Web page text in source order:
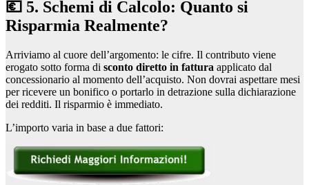
💶 5. Schemi di Calcolo: Quanto si
Risparmia Realmente?
Arriviamo al cuore dell’argomento: le cifre. Il contributo viene
erogato sotto forma di sconto diretto in fattura applicato dal
concessionario al momento dell’acquisto. Non dovrai aspettare mesi
per ricevere un bonifico o portarlo in detrazione sulla dichiarazione
dei redditi. Il risparmio è immediato.
L’importo varia in base a due fattori: